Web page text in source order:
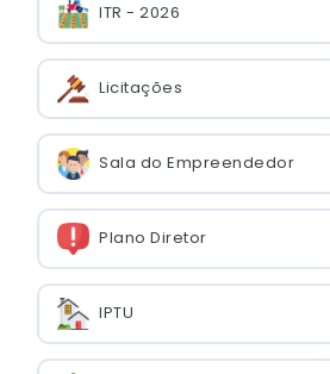
ITR - 2026
Licitações
Sala do Empreendedor
Plano Diretor
IPTU